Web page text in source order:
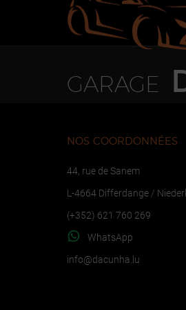
GARAGE
NOS COORDONNÉES
44, rue de Sanem
L-4664 Differdange /
(+352) 621 760 269
WhatsApp
ul.ahn
ucad@of
ni